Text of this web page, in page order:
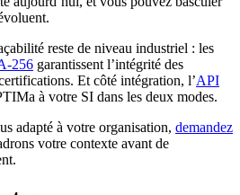
reste de niveau industriel : les
256 garantissent l’intégrité des
Et côté intégration, l’API
à votre SI dans les deux modes.
adapté à votre organisation, demandez
votre contexte avant de